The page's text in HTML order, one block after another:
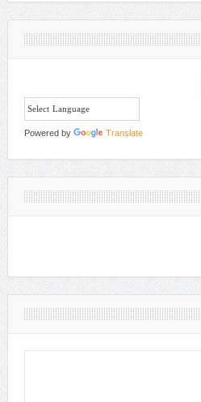
Powered by Translate